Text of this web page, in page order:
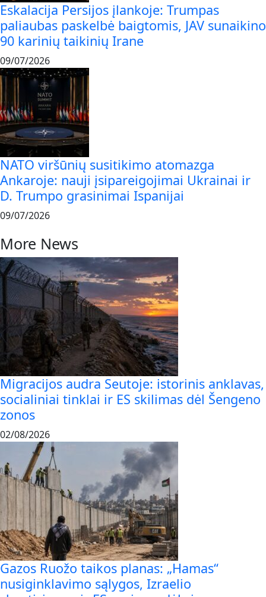
Eskalacija Persijos įlankoje: Trumpas
paliaubas paskelbė baigtomis, JAV sunaikino
90 karinių taikinių Irane
09/07/2026
NATO viršūnių susitikimo atomazga
Ankaroje: nauji įsipareigojimai Ukrainai ir
D. Trumpo grasinimai Ispanijai
09/07/2026
More News
Migracijos audra Seutoje: istorinis anklavas,
socialiniai tinklai ir ES skilimas dėl Šengeno
zonos
02/08/2026
Gazos Ruožo taikos planas: „Hamas“
nusiginklavimo sąlygos, Izraelio